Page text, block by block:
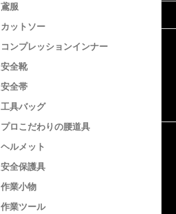
鳶服
カットソー
コンプレッションインナー
安全靴
安全帯
工具バッグ
プロこだわりの腰道具
ヘルメット
安全保護具
作業小物
作業ツール